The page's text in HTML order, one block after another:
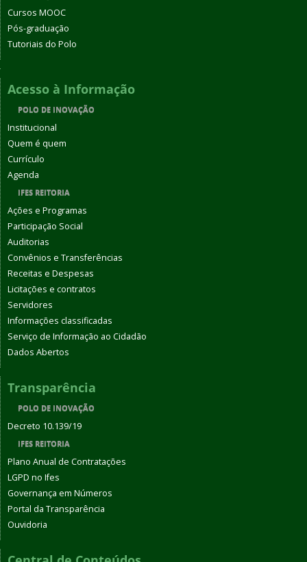
Cursos MOOC
Pós-graduação
Tutoriais do Polo
Acesso à Informação
POLO DE INOVAÇÃO
Institucional
Quem é quem
Currículo
Agenda
IFES REITORIA
Ações e Programas
Participação Social
Auditorias
Convênios e Transferências
Receitas e Despesas
Licitações e contratos
Servidores
Informações classificadas
Serviço de Informação ao Cidadão
Dados Abertos
Transparência
POLO DE INOVAÇÃO
Decreto 10.139/19
IFES REITORIA
Plano Anual de Contratações
LGPD no Ifes
Governança em Números
Portal da Transparência
Ouvidoria